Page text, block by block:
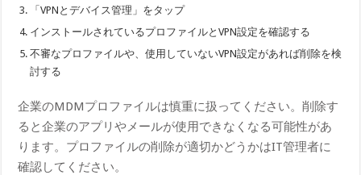
「VPNとデバイス管理」をタップ
インストールされているプロファイルとVPN設定を確認する
不審なプロファイルや、使用していないVPN設定があれば削除を検
討する
企業のMDMプロファイルは慎重に扱ってください。削除す
ると企業のアプリやメールが使用できなくなる可能性があ
ります。プロファイルの削除が適切かどうかはIT管理者に
確認してください。